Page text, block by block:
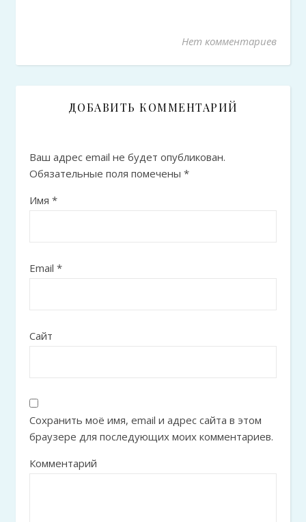
Нет комментариев
ДОБАВИТЬ КОММЕНТАРИЙ
Ваш адрес email не будет опубликован.
Обязательные поля помечены *
Имя *
Email *
Сайт
Сохранить моё имя, email и адрес сайта в этом
браузере для последующих моих комментариев.
Комментарий